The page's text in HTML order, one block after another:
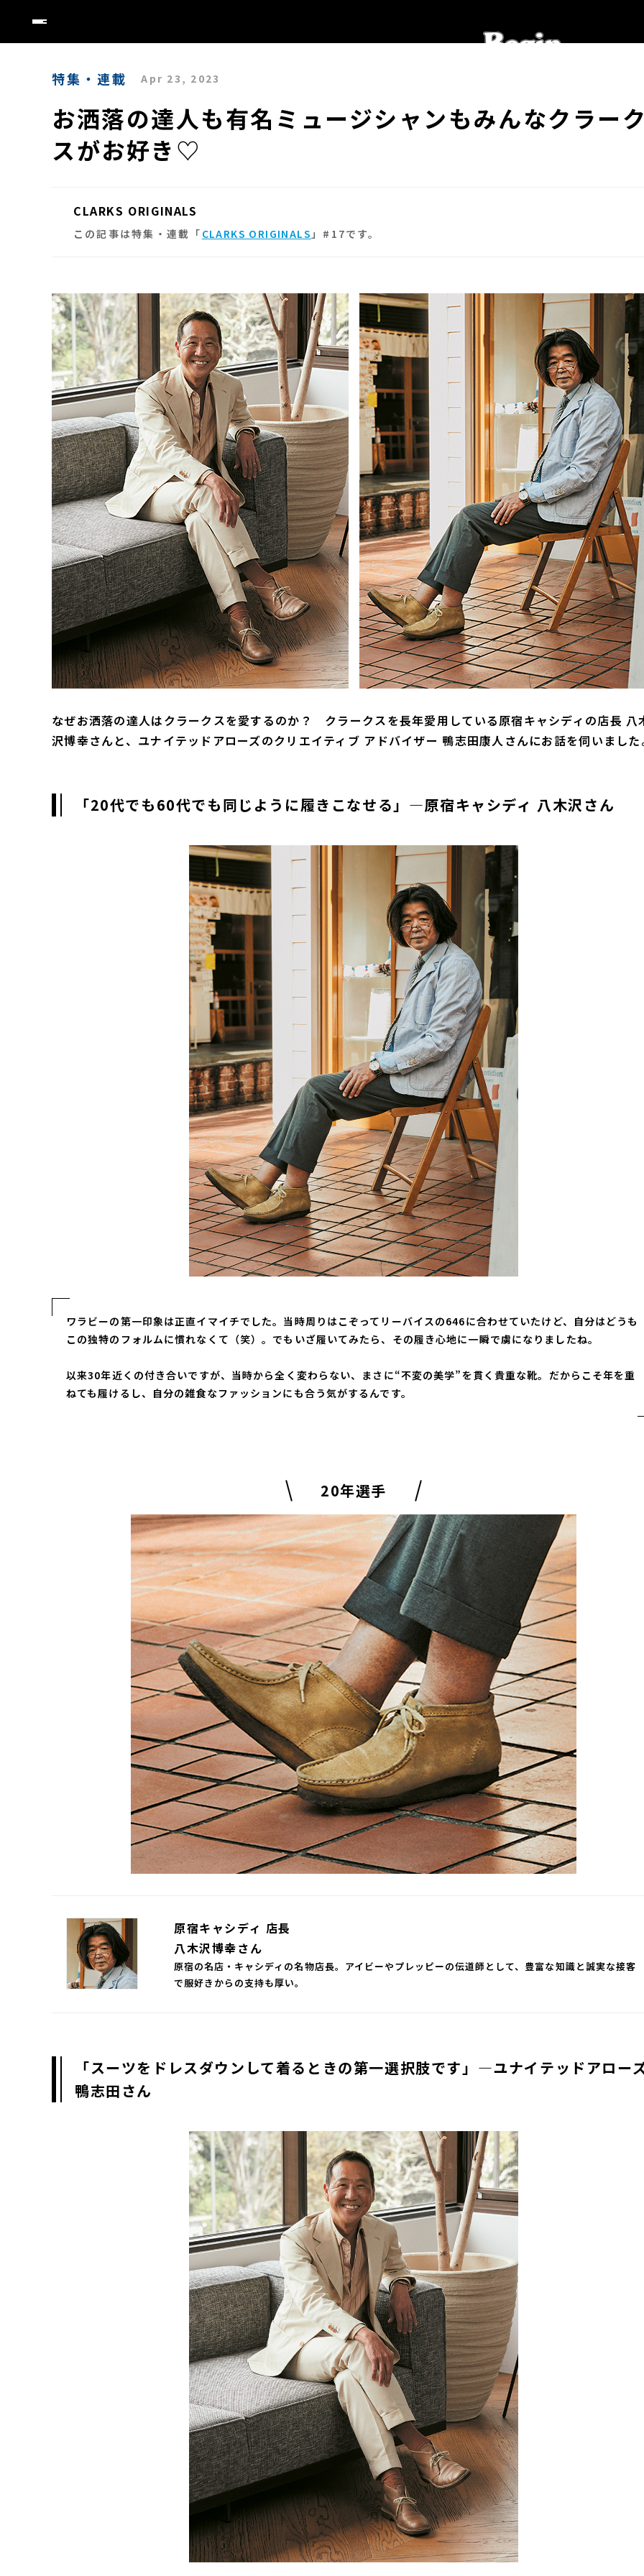
特集・連載 Apr 23, 2023
お洒落の達人も有名ミュージシャンもみんなクラー
スがお好き♡
CLARKS ORIGINALS
この記事は特集・連載「 CLARKS ORIGINALS」#17です。
なぜお洒落の達人はクラークスを愛するのか？ クラークスを長年愛用している原宿キャシディの店長 八
沢博幸さんと、ユナイテッドアローズのクリエイティブ アドバイザー 鴨志田康人さんにお話を伺いまし
「20代でも60代でも同じように履きこなせる」―原宿キャシディ 八木沢さん
ワラビーの第一印象は正直イマイチでした。当時周りはこぞってリーバイスの646に合わせていたけど、自分はどうも
この独特のフォルムに慣れなくて（笑）。でもいざ履いてみたら、その履き心地に一瞬で虜になりましたね。
以来30年近くの付き合いですが、当時から全く変わらない、まさに“不変の美学”を貫く貴重な靴。だからこそ年を重
ねても履けるし、自分の雑食なファッションにも合う気がするんです。
20年選手
原宿キャシディ 店長
八木沢博幸さん
原宿の名店・キャシディの名物店長。アイビーやプレッピーの伝道師として、豊富な知識と誠実な接客
で服好きからの支持も厚い。
「スーツをドレスダウンして着るときの第一選択肢です」―ユナイテッドアロー
鴨志田さん